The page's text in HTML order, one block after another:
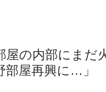
屋の内部にまだ
部屋再興に…」